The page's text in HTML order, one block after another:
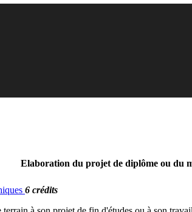
Elaboration du projet de diplôme ou du
6 crédits